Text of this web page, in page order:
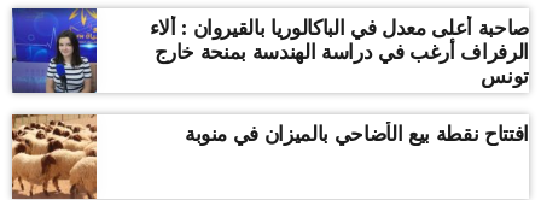
صاحبة أعلى معدل في الباكالوريا بالقيروان : ألاء
الرفراف أرغب في دراسة الهندسة بمنحة خارج
تونس
افتتاح نقطة بيع الأضاحي بالميزان في منوبة